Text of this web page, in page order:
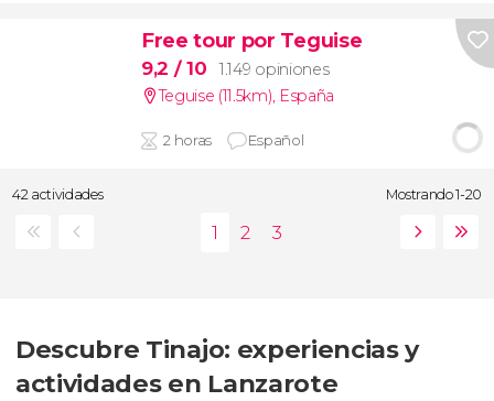
Free tour por Teguise
9,2 / 10
1.149 opiniones
Teguise (11.5km), España
2 horas Español
42 actividades Mostrando 1-20
Descubre Tinajo: experiencias y
actividades en Lanzarote